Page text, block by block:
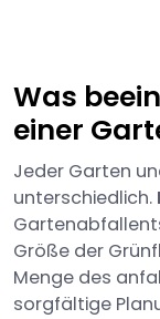
Was
einer
Jeder Garten
unterschiedlich.
Größe der
Menge des
sorgfältige